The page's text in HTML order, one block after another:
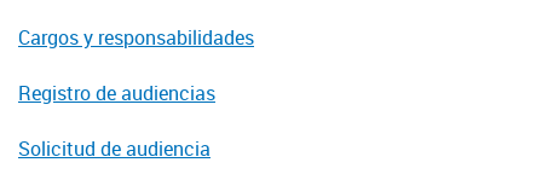
Cargos y responsabilidades
Registro de audiencias
Solicitud de audiencia